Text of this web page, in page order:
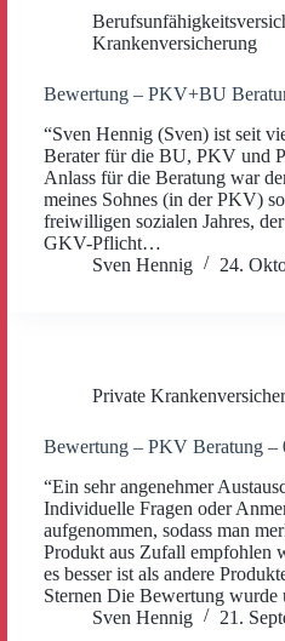
Krankenversicherung
Bewertung – PKV+BU
“Sven Hennig (Sven) ist seit
Berater für die BU, PKV und
Anlass für die Beratung war
meines Sohnes (in der PKV)
freiwilligen sozialen Jahres,
GKV-Pflicht…
Sven Hennig
24.
Private
Bewertung – PKV Beratung –
“Ein sehr angenehmer
Individuelle Fragen oder
aufgenommen, sodass man
Produkt aus Zufall empfohlen
es besser ist als andere
Sternen Die Bewertung
Sven Hennig
21.